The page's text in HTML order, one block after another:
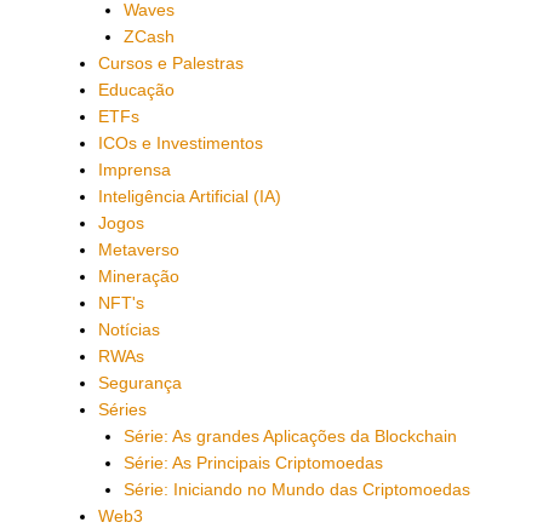
Waves
ZCash
Cursos e Palestras
Educação
ETFs
ICOs e Investimentos
Imprensa
Inteligência Artificial (IA)
Jogos
Metaverso
Mineração
NFT's
Notícias
RWAs
Segurança
Séries
Série: As grandes Aplicações da Blockchain
Série: As Principais Criptomoedas
Série: Iniciando no Mundo das Criptomoedas
Web3